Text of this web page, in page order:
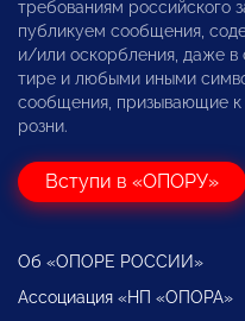
требованиям российского
публикуем сообщения,
и/или оскорбления, даже в
тире и любыми иными
сообщения, призывающие
розни.
Вступи в «ОПОРУ»
Об «ОПОРЕ РОССИИ»
Ассоциация «НП «ОПОРА»